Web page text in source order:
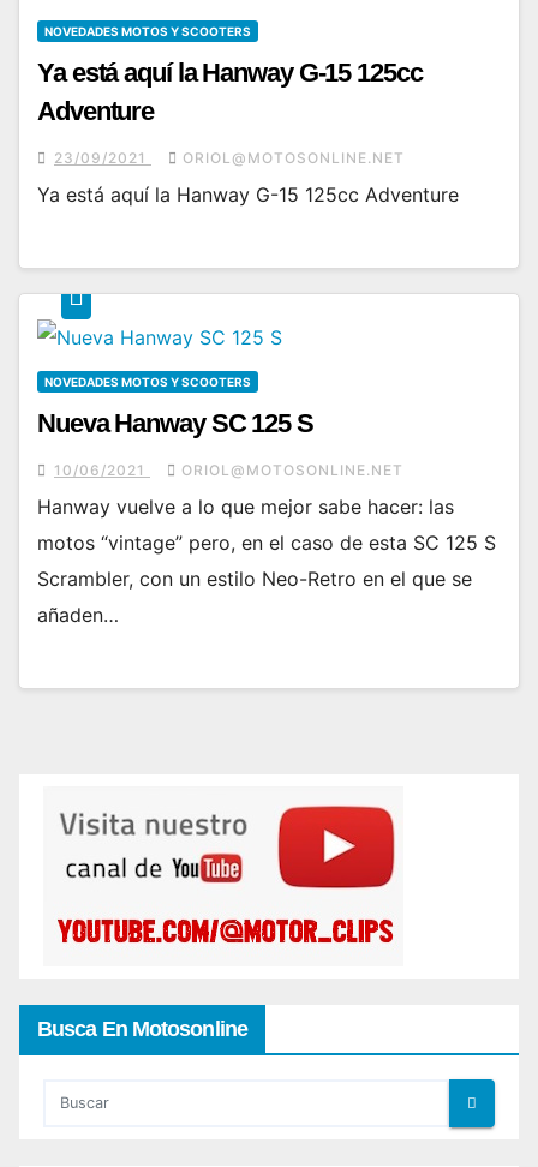
NOVEDADES MOTOS Y SCOOTERS
Ya está aquí la Hanway G-15 125cc
Adventure
23/09/2021 ORIOL@MOTOSONLINE.NET
Ya está aquí la Hanway G-15 125cc Adventure
NOVEDADES MOTOS Y SCOOTERS
Nueva Hanway SC 125 S
10/06/2021 ORIOL@MOTOSONLINE.NET
Hanway vuelve a lo que mejor sabe hacer: las
motos “vintage” pero, en el caso de esta SC 125 S
Scrambler, con un estilo Neo-Retro en el que se
añaden…
Busca En Motosonline